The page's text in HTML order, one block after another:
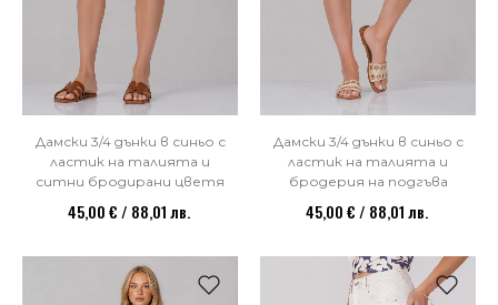
Дамски 3/4 дънки в синьо с
ластик на талията и
ситни бродирани цветя
45,00 € / 88,01 лв.
Дамски 3/4 дънки в синьо с
ластик на талията и
бродерия на подгъва
45,00 € / 88,01 лв.